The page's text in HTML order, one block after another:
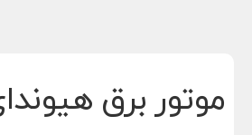
موتور برق